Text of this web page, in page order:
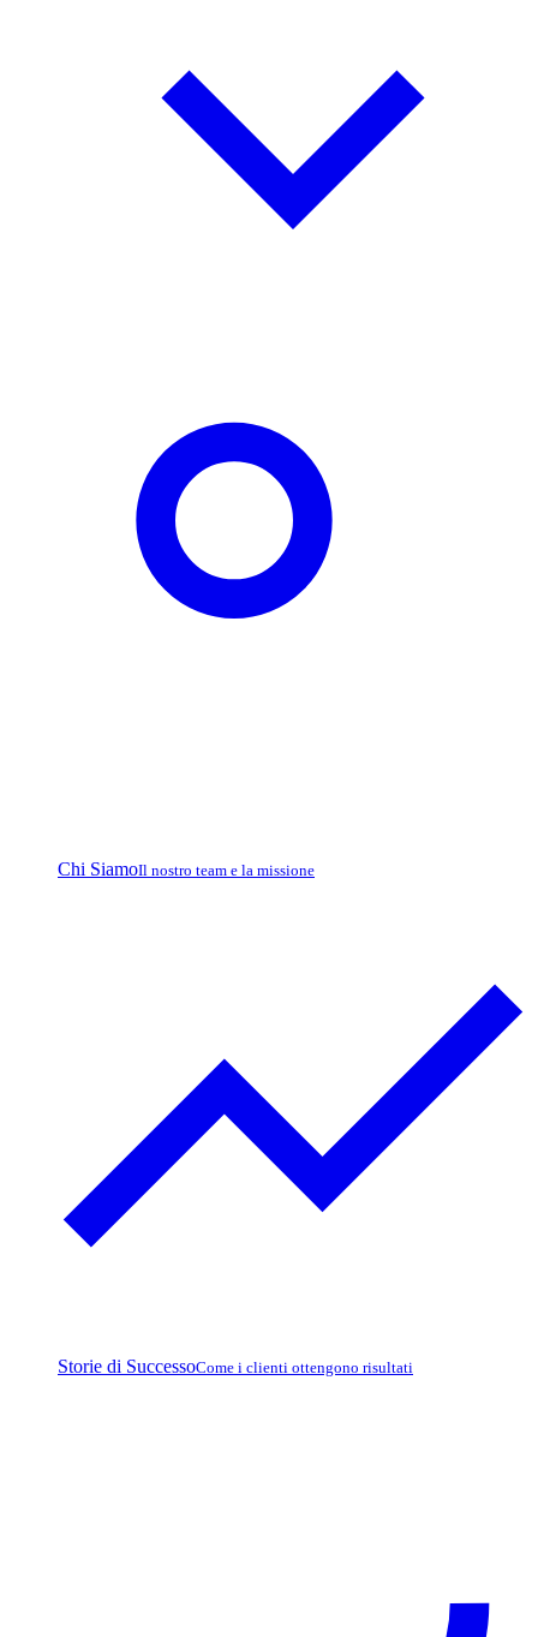
Chi SiamoIl nostro team e la missione
Storie di SuccessoCome i clienti ottengono risultati